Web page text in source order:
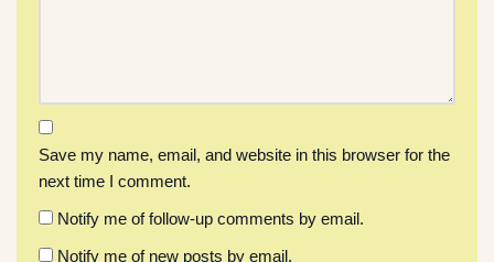
Save my name, email, and website in this browser for the
next time I comment.
Notify me of follow-up comments by email.
Notify me of new posts by email.